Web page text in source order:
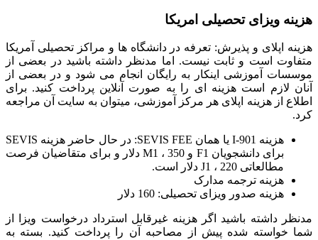
هزینه ویزای تحصیلی امریکا
هزینه اپلای و پذیرش: تعرفه در دانشگاه ها و مراکز تحصیلی آمریکا
متفاوت است و ثابت نیست. اما مدنظر داشته باشید در بعضی از
موسسات آموزشی اینکار به رایگان انجام می شود و در بعضی از
آنان لازم است هزینه ای را به صورت آنلاین پرداخت کنید. برای
اطلاع از هزینه اپلای هر مرکز آموزشی، میتوان به سایت آن مراجعه
کرد.
هزینه I-901 یا همان SEVIS FEE: در حال حاضر هزینه SEVIS
برای دانشجویان F1 و M1 ، 350 دلار و برای متقاضیان فرصت
مطالعاتی J1 ، 220 دلار است.
هزینه ترجمه مدارک
هزینه صدور ویزای تحصیلی: 160 دلار
مدنظر داشته باشید اگر هزینه غیرقابل استرداد درخواست ویزا از
شما خواسته شده پیش از مصاحبه آن را پرداخت کنید. بسته به